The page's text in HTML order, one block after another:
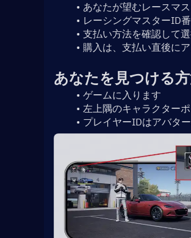
あなたが望むレースマ
レーシングマスターID
支払い方法を確認して選
購入は、支払い直後に
あなたを見つける
ゲームに入ります
左上隅のキャラクター
プレイヤーIDはアバタ